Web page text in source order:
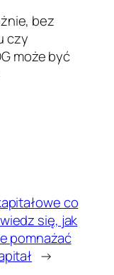
bez
czy
może być
co
się, jak
pomnażać
→